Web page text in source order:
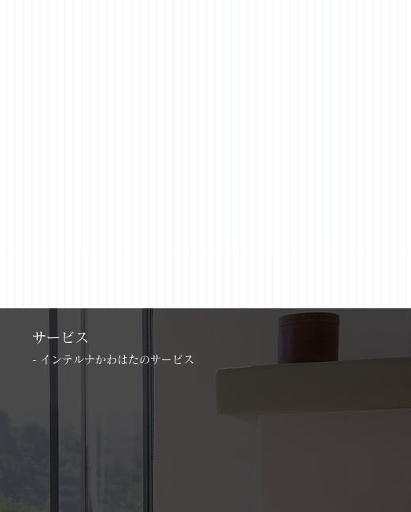
サービス
- インテルナかわはたのサービス